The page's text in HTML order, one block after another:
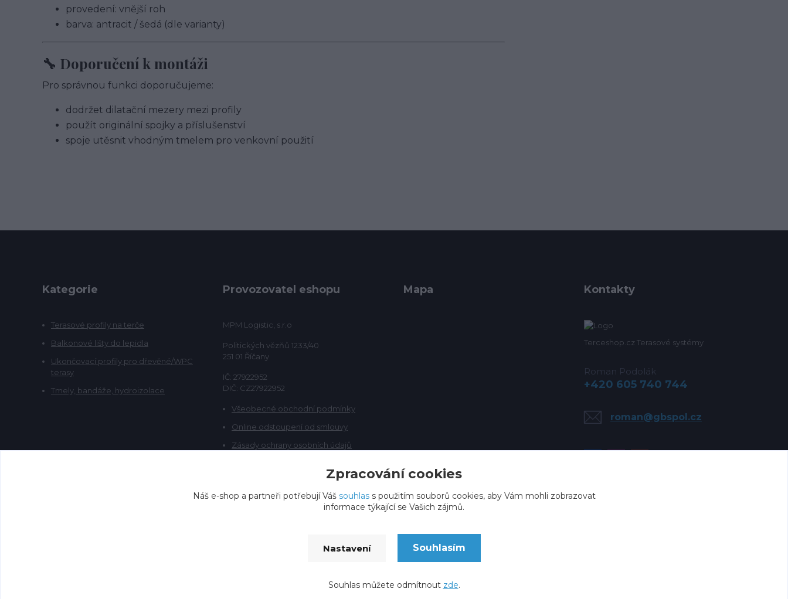
provedení: vnější roh
barva: antracit / šedá (dle varianty)
🔧 Doporučení k montáži
Pro správnou funkci doporučujeme:
dodržet dilatační mezery mezi profily
použít originální spojky a příslušenství
spoje utěsnit vhodným tmelem pro venkovní použití
Kategorie
Terasové profily na terče
Balkonové lišty do lepidla
Ukončovací profily pro dřevěné/WPC
terasy
Tmely, bandáže, hydroizolace
Provozovatel eshopu
MPM Logistic, s.r.o
Politických vězňů 1233/40
251 01 Říčany
IČ: 27922952
DIČ: CZ27922952
Všeobecné obchodní podmínky
Online odstoupení od smlouvy
Zásady ochrany osobních údajů
Mapa Kontakty
Terceshop.cz Terasové systémy
Roman Podolák
+420 605 740 744
roman@gbspol.cz
Zpracování cookies
Náš e-shop a partneři potřebují Váš souhlass použitím souborů cookies, aby Vám mohli zobrazovat
informace týkající se Vašich zájmů.
Nastavení Souhlasím
Souhlas můžete odmítnout zde.